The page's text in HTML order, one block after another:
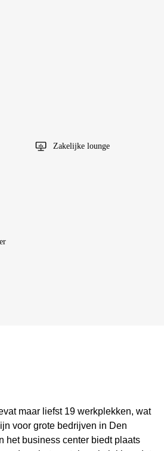
Zakelijke lounge
maar liefst 19 werkplekken, wat
voor grote bedrijven in Den
het business center biedt plaats